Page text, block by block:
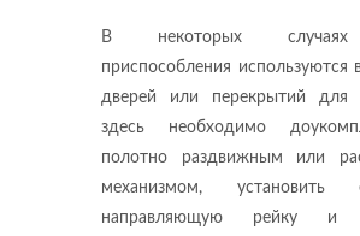
В некоторых
приспособления используются
дверей или перекрытий для
здесь необходимо
полотно раздвижным или
механизмом,
направляющую рейку и